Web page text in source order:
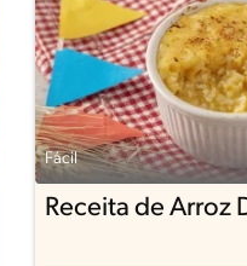
Fácil
Receita de Arroz